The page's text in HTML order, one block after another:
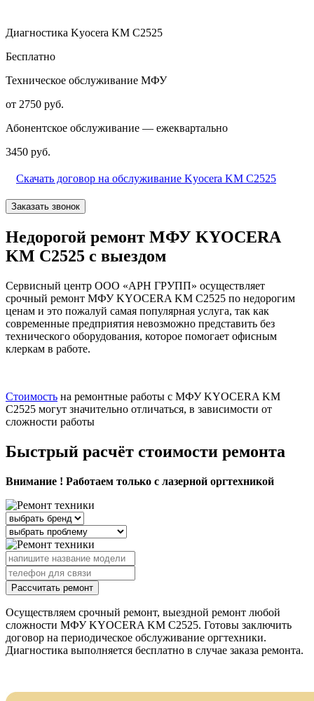
Диагностика Kyocera KM C2525
Бесплатно
Техническое обслуживание МФУ
от 2750 руб.
Абонентское обслуживание — ежеквартально
3450 руб.
Скачать договор на обслуживание Kyocera KM C2525
Заказать звонок
Недорогой ремонт МФУ KYOCERA
KM C2525 с выездом
Сервисный центр ООО «АРН ГРУПП» осуществляет
срочный ремонт МФУ KYOCERA KM C2525 по недорогим
ценам и это пожалуй самая популярная услуга, так как
современные предприятия невозможно представить без
технического оборудования, которое помогает офисным
клеркам в работе.
Стоимость на ремонтные работы с МФУ KYOCERA KM
C2525 могут значительно отличаться, в зависимости от
сложности работы
Быстрый расчёт стоимости ремонта
Внимание ! Работаем только с лазерной оргтехникой
Рассчитать ремонт
Осуществляем срочный ремонт, выездной ремонт любой
сложности МФУ KYOCERA KM C2525. Готовы заключить
договор на периодическое обслуживание оргтехники.
Диагностика выполняется бесплатно в случае заказа ремонта.